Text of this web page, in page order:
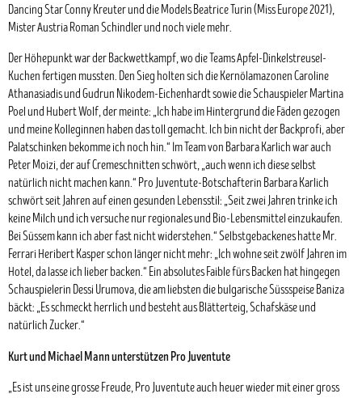
Dancing Star Conny Kreuter und die Models Beatrice Turin (Miss Europe 2021),
Mister Austria Roman Schindler und noch viele mehr.
Der Höhepunkt war der Backwettkampf, wo die Teams Apfel-Dinkelstreusel-
Kuchen fertigen mussten. Den Sieg holten sich die Kernölamazonen Caroline
Athanasiadis und Gudrun Nikodem-Eichenhardt sowie die Schauspieler Martina
Poel und Hubert Wolf, der meinte: „Ich habe im Hintergrund die Fäden gezogen
und meine Kolleginnen haben das toll gemacht. lch bin nicht der Backprofi, aber
Palatschinken bekomme ich noch hin.“ Im Team von Barbara Karlich war auch
Peter Moizi, der auf Cremeschnitten schwört, „auch wenn ich diese selbst
natürlich nicht machen kann.“ Pro Juventute-Botschafterin Barbara Karlich
schwört seit Jahren auf einen gesunden Lebensstil: „Seit zwei Jahren trinke ich
keine Milch und ich versuche nur regionales und Bio-Lebensmittel einzukaufen.
Bei Süssem kann ich aber fast nicht widerstehen.“ Selbstgebackenes hatte Mr.
Ferrari Heribert Kasper schon länger nicht mehr: „Ich wohne seit zwölf Jahren im
Hotel, da lasse ich lieber backen.“ Ein absolutes Faible fürs Backen hat hingegen
Schauspielerin Dessi Urumova, die am liebsten die bulgarische Süssspeise Baniza
bäckt: „Es schmeckt herrlich und besteht aus Blätterteig, Schafskäse und
natürlich Zucker.“
Kurt und Michael Mann unterstützen Pro Juventute
„Es ist uns eine grosse Freude, Pro Juventute auch heuer wieder mit einer gross